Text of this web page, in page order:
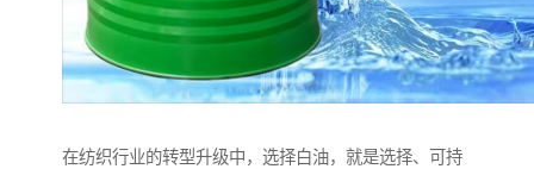
在纺织行业的转型升级中，选择白油，就是选择、可持